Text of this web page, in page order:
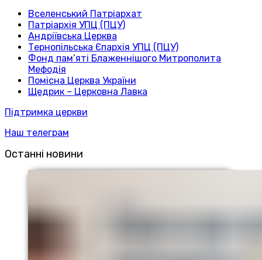
Вселенський Патріархат
Патріархія УПЦ (ПЦУ)
Андріївська Церква
Тернопільська Єпархія УПЦ (ПЦУ)
Фонд пам’яті Блаженнішого Митрополита
Мефодія
Помісна Церква України
Щедрик – Церковна Лавка
Підтримка церкви
Наш телеграм
Останні новини